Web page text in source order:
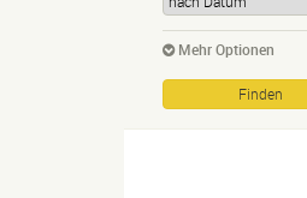
Mehr Optionen